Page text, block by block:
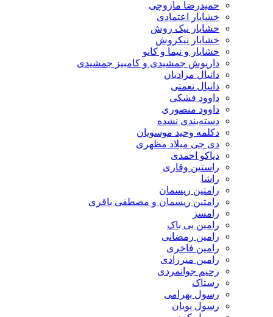
حمیدرضا مازوچی
خشایار اعتمادی
خشایار نیک روش
خشایار نیکروش
خشایار و نیما و کانو
داریوش جمشیدی و کامبیز جمشیدی
دانیال مرادیان
دانیال نعمتی
داوود فشکی
داوود منصوری
دسته‌بندی نشده
دکلمه وحید موسویان
دی جی میلاد مظهری
دیاکو احمدی
راستین وقاری
راشا
رامتین ریسمان
رامتین ریسمان و مصطفی باقری
رامسز
رامین بی باک
رامین رمضانی
رامین فاخری
رامین میرزادی
رحیم جوانمردی
رستاک
رسول بهرامی
رسول پویان